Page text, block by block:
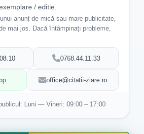
/ editie.
anunț de mică sau mare publicitate,
mai jos. Dacă întâmpinați probleme,
0768.44.11.33
office@citatii-ziare.ro
Luni — Vineri: 09:00 – 17:00